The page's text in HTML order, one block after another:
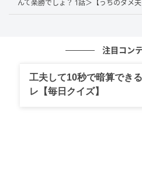
んて楽勝でしょ？ 1話＞【うちのダメ夫
注目コン
工夫して10秒で暗算でき
レ【毎日クイズ】